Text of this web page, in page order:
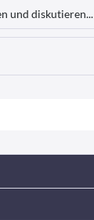
und diskutieren...